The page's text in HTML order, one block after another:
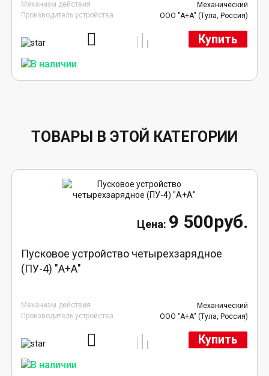
Механизм действия
Механический
Производитель устройства
ООО "А+А" (Тула, Россия)
Купить
ТОВАРЫ В ЭТОЙ КАТЕГОРИИ
9 500руб.
Пусковое устройство четырехзарядное
(ПУ-4) "А+А"
Механизм действия
Механический
Производитель устройства
ООО "А+А" (Тула, Россия)
Купить